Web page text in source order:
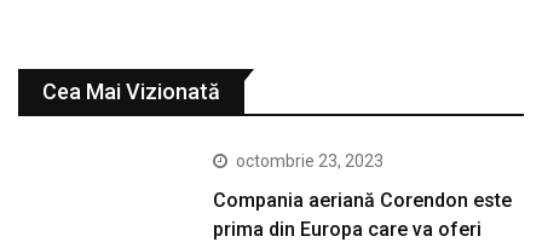
Cea Mai Vizionată
octombrie 23, 2023
Compania aeriană Corendon este
prima din Europa care va oferi